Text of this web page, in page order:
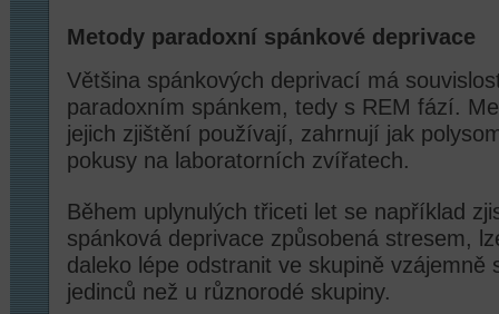
Metody paradoxní spánkové deprivace
Většina spánkových deprivací má
paradoxním spánkem, tedy s REM fází.
jejich zjištění používají, zahrnují jak
pokusy na laboratorních zvířatech.
Během uplynulých třiceti let se například
spánková deprivace způsobená stresem,
daleko lépe odstranit ve skupině vzájemně
jedinců než u různorodé skupiny.